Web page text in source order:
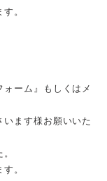
。
ーム』もしくはメ
ます様お願いいた
。